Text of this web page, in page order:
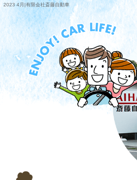
2023 4月|有限会社斎藤自動車